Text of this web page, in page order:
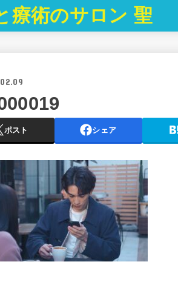
療術のサロン 聖
ポスト シェア